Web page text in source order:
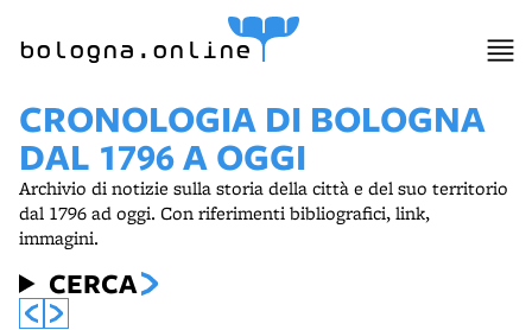
bologna.online
CRONOLOGIA DI BOLOGNA
DAL 1796 A OGGI
Archivio di notizie sulla storia della città e del suo territorio
dal 1796 ad oggi. Con riferimenti bibliografici, link,
immagini.
CERCA